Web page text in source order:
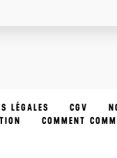
LÉGALES CGV
COMMENT